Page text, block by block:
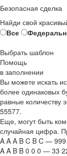
Безопасная сделка
Найди свой
Все
Выбрать шаблон
Помощь
в заполнении
Вы можете искать
более одинаковых
равные количеству
55577.
Еще, могут быть
случайная цифра.
A A A B C B C — 999
A A B B 0 0 0 — 33